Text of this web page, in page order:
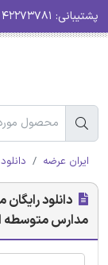
پشتیبانی:
ایران عرضه
دانلود
مدارس متوسطه